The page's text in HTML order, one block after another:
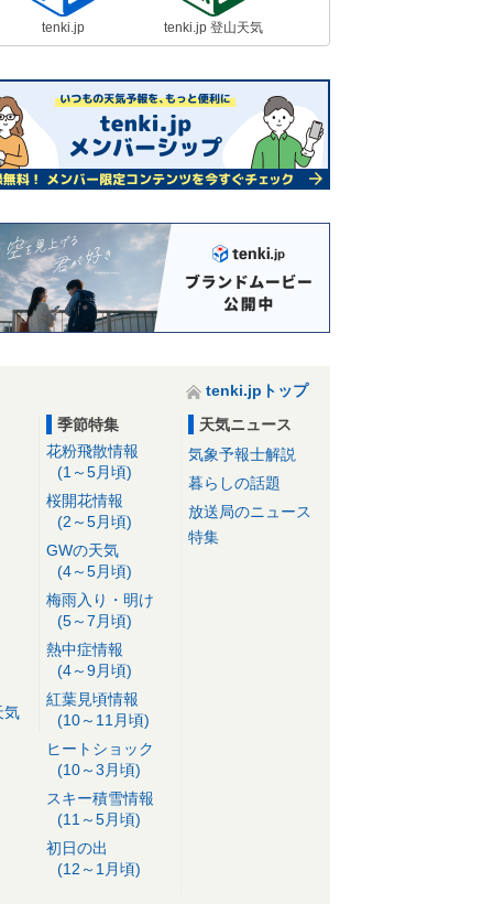
tenki.jp tenki.jp 登山天気
tenki.jpトップ
気
季節特集
花粉飛散情報
(1～5月頃)
桜開花情報
(2～5月頃)
GWの天気
(4～5月頃)
梅雨入り・明け
(5～7月頃)
熱中症情報
(4～9月頃)
紅葉見頃情報
(10～11月頃)
ヒートショック
(10～3月頃)
スキー積雪情報
(11～5月頃)
初日の出
(12～1月頃)
天気ニュース
気象予報士解説
暮らしの話題
放送局のニュース
特集